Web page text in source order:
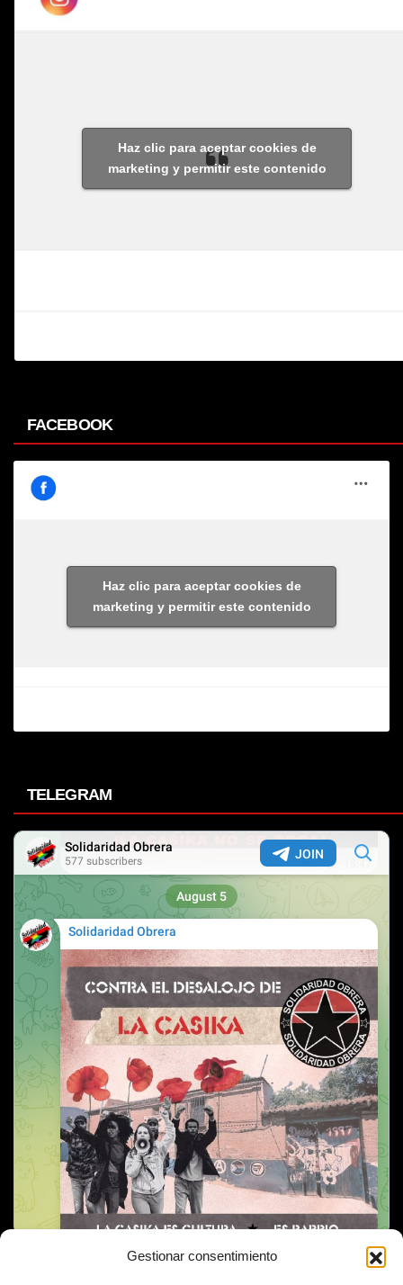
Gestionar consentimiento
Haz clic para aceptar cookies de
marketing y permitir este contenido
FACEBOOK
Haz clic para aceptar cookies de
marketing y permitir este contenido
TELEGRAM